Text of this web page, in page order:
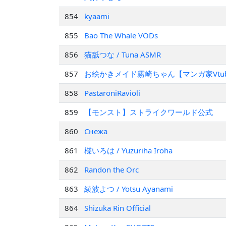
854
kyaami
855
Bao The Whale VODs
856
猫舐つな / Tuna ASMR
857
お絵かきメイド霧崎ちゃん【マンガ家
858
PastaroniRavioli
859
【モンスト】ストライクワールド公式
860
Снежа
861
楪いろは / Yuzuriha Iroha
862
Randon the Orc
863
綾波よつ / Yotsu Ayanami
864 Shizuka Rin Official